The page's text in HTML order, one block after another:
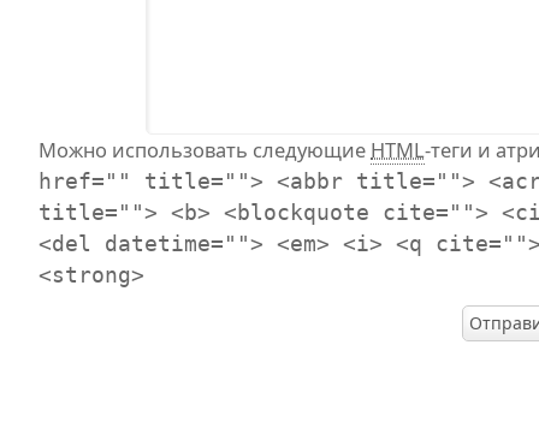
Можно использовать следующие HTML-теги и
href="" title=""> <abbr title="">
title=""> <b> <blockquote cite="">
<del datetime=""> <em> <i> <q
<strong>